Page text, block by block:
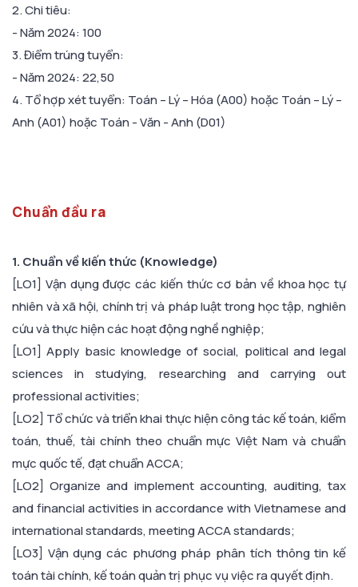
2. Chi tiêu:
- Năm 2024: 100
3. Điểm trúng tuyển:
- Năm 2024: 22,50
4. Tổ hợp xét tuyển: Toán – Lý – Hóa (A00) hoặc Toán – Lý –
Anh (A01) hoặc Toán - Văn - Anh (D01)
Chuẩn đầu ra
1. Chuẩn về kiến thức (Knowledge)
[LO1] Vận dụng được các kiến thức cơ bản về khoa học tự
nhiên và xã hội, chính trị và pháp luật trong học tập, nghiên
cứu và thực hiện các hoạt động nghề nghiệp;
[LO1] Apply basic knowledge of social, political and legal
sciences in studying, researching and carrying out
professional activities;
[LO2] Tổ chức và triển khai thực hiện công tác kế toán, kiểm
toán, thuế, tài chính theo chuẩn mực Việt Nam và chuẩn
mực quốc tế, đạt chuẩn ACCA;
[LO2] Organize and implement accounting, auditing, tax
and financial activities in accordance with Vietnamese and
international standards, meeting ACCA standards;
[LO3] Vận dụng các phương pháp phân tích thông tin kế
toán tài chính, kế toán quản trị phục vụ việc ra quyết định.